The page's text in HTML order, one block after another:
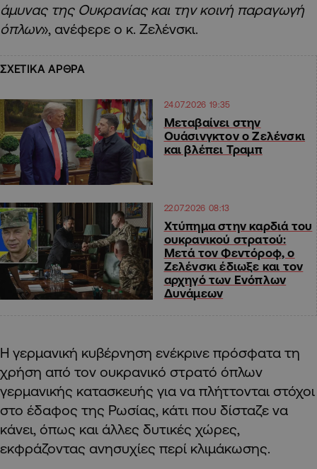
άμυνας της Ουκρανίας και την κοινή παραγωγή
όπλων», ανέφερε ο κ. Ζελένσκι.
ΣΧΕΤΙΚΑ ΑΡΘΡΑ
24.07.2026 19:35
Μεταβαίνει στην
Ουάσινγκτον ο Ζελένσκι
και βλέπει Τραμπ
22.07.2026 08:13
Χτύπημα στην καρδιά του
ουκρανικού στρατού:
Μετά τον Φεντόροφ, ο
Ζελένσκι έδιωξε και τον
αρχηγό των Ενόπλων
Δυνάμεων
Η γερμανική κυβέρνηση ενέκρινε πρόσφατα τη
χρήση από τον ουκρανικό στρατό όπλων
γερμανικής κατασκευής για να πλήττονται στόχοι
στο έδαφος της Ρωσίας, κάτι που δίσταζε να
κάνει, όπως και άλλες δυτικές χώρες,
εκφράζοντας ανησυχίες περί κλιμάκωσης.